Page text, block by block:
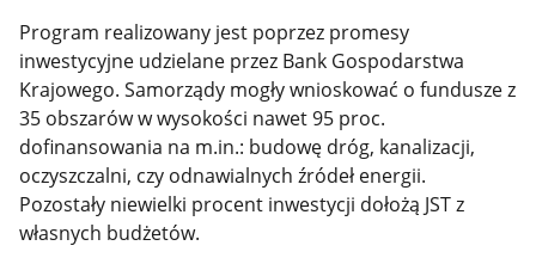
Program realizowany jest poprzez promesy
inwestycyjne udzielane przez Bank Gospodarstwa
Krajowego. Samorządy mogły wnioskować o fundusze z
35 obszarów w wysokości nawet 95 proc.
dofinansowania na m.in.: budowę dróg, kanalizacji,
oczyszczalni, czy odnawialnych źródeł energii.
Pozostały niewielki procent inwestycji dołożą JST z
własnych budżetów.